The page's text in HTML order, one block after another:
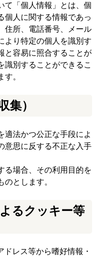
て「個人情報」とは、個
個人に関する情報であっ
住所、電話番号、メール
より特定の個人を識別す
と容易に照合することが
識別することができるこ
。
集）
適法かつ公正な手段によ
意思に反する不正な入手
る場合、その利用目的を
とします。
るクッキー等
レス等から嗜好情報・